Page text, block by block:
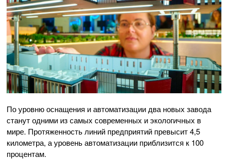
По уровню оснащения и автоматизации два новых завода
станут одними из самых современных и экологичных в
мире. Протяженность линий предприятий превысит 4,5
километра, а уровень автоматизации приблизится к 100
процентам.